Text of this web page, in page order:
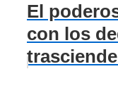
El
con los